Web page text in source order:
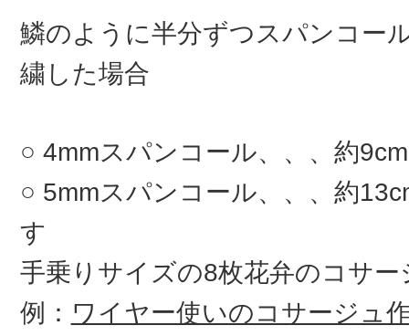
鱗のように半分ずつスパンコー
繍した場合
4mmスパンコール、、、約
5mmスパンコール、、、約
す
手乗りサイズの8枚花弁のコサ
例： ワイヤー使いのコサージュ